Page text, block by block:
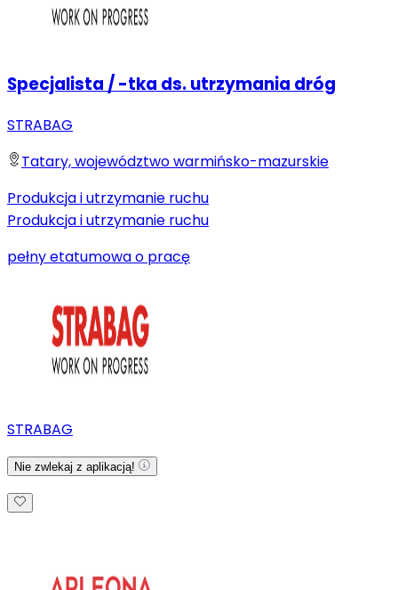
Specjalista / -tka ds. utrzymania dróg
STRABAG
Tatary, województwo warmińsko-mazurskie
Produkcja i utrzymanie ruchu
Produkcja i utrzymanie ruchu
pełny etatumowa o pracę
STRABAG
Nie zwlekaj z aplikacją!